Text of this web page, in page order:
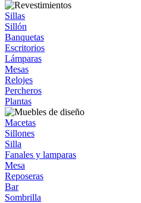
Sillas
Sillón
Banquetas
Escritorios
Lámparas
Mesas
Relojes
Percheros
Plantas
Macetas
Sillones
Silla
Fanales y lamparas
Mesa
Reposeras
Bar
Sombrilla